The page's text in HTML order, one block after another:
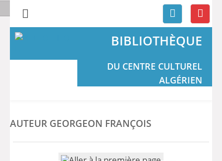
BIBLIOTHÈQUE
DU CENTRE CULTUREL
ALGÉRIEN
AUTEUR GEORGEON FRANÇOIS